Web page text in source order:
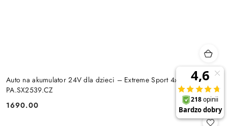
Auto na akumulator 24V dla dzieci – Extreme Sport 4x4
PA.SX2539.CZ
Cena:
1690.00